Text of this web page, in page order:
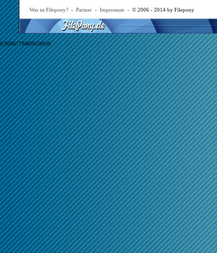
Was ist Filepony? - Partner - Impressum - © 2006 - 2014 by Filepony
0,0096778869628906